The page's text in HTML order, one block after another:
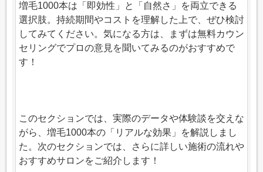
増毛1000本は「即効性」と「自然さ」を両立できる
選択肢。持続期間やコストを理解した上で、ぜひ検討
してみてください。気になる方は、まずは無料カウン
セリングでプロの意見を聞いてみるのがおすすめで
す！
このセクションでは、実際のデータや体験談を交えな
がら、増毛1000本の「リアルな効果」を解説しまし
た。次のセクションでは、さらに詳しい施術の流れや
おすすめサロンをご紹介します！